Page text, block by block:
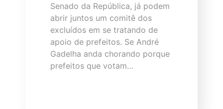
Senado da República, já podem
abrir juntos um comitê dos
excluídos em se tratando de
apoio de prefeitos. Se André
Gadelha anda chorando porque
prefeitos que votam…